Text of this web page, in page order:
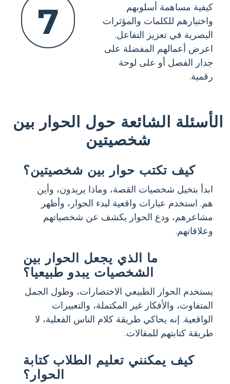
7
كيفية مساهمة أسلوبهم
واختيارهم للكلمات والمؤثرات
البصرية في تعزيز التفاعل.
اعرض أعمالهم المفضلة على
جدار الفصل أو على لوحة
رقمية.
الأسئلة الشائعة حول الحوار بين
شخصيتين
كيف تكتب حوار بين شخصيتين؟
ابدأ بتخيل شخصيات القصة، وماذا يريدون، وأين
هم. استخدم عبارات واقعية لبدء الحوار، وأظهر
مشاعرهم، ودع الحوار يكشف عن شخصياتهم
وعلاقاتهم.
ما الذي يجعل الحوار بين
الشخصيات يبدو طبيعيا؟
يستخدم الحوار الطبيعي الاختصارات، وطول الجمل
المتفاوت، والأفكار غير المكتملة، والتعبيرات
الواقعية. إنه يحاكي طريقة كلام الناس الفعلية، لا
طريقة كتابتهم للمقالات.
كيف يمكنني تعليم الطلاب كتابة
الحوار؟